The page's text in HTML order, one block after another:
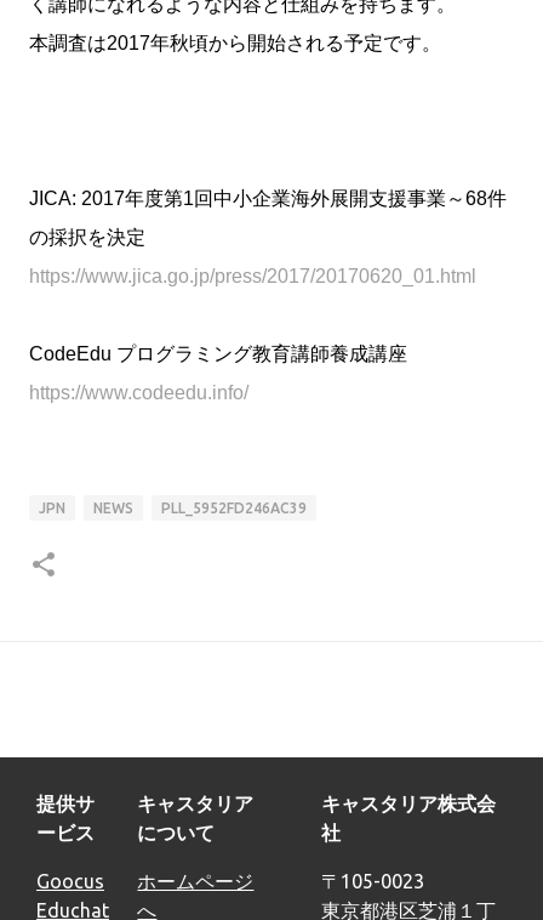
本調査は2017年秋頃から開始される予定です。
JICA: 2017年度第1回中小企業海外展開支援事業～68件
の採択を決定
https://www.jica.go.jp/press/2017/20170620_01.html
CodeEdu プログラミング教育講師養成講座
https://www.codeedu.info/
JPN NEWS PLL_5952FD246AC39
提供サ
ービス
Goocus
Educhat
キャスタリア
について
ホームページ
へ
キャスタリア株式会
社
〒105-0023
東京都港区芝浦１丁